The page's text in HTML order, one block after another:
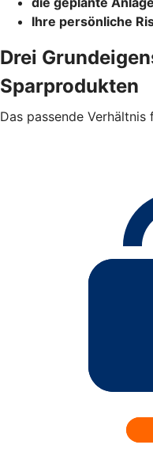
Ihre persönliche
Drei
Sparprodukten
Das passende Verhältnis